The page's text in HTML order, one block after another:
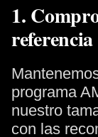
1.
referencia
programa
nuestro
con las